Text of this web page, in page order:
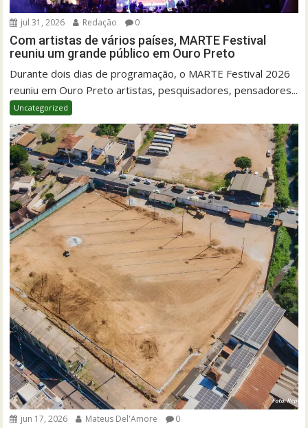
jul 31, 2026 Redação 0
Com artistas de vários países, MARTE Festival
reuniu um grande público em Ouro Preto
Durante dois dias de programação, o MARTE Festival 2026
reuniu em Ouro Preto artistas, pesquisadores, pensadores...
Uncategorized
jun 17, 2026 Mateus Del'Amore 0